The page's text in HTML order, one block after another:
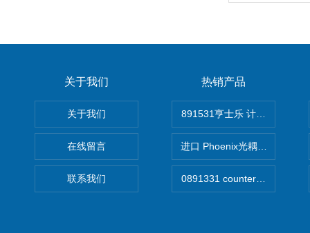
关于我们
关于我们
在线留言
联系我们
热销产品
891531亨士乐 计时器
进口 Phoenix光耦开关